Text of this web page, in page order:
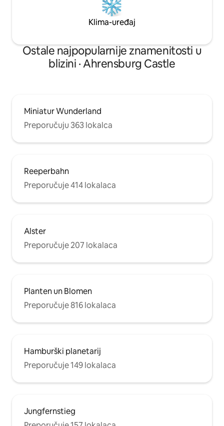
Klima-uređaj
Ostale najpopularnije znamenitosti u
blizini · Ahrensburg Castle
Miniatur Wunderland
Preporučuju 363 lokalca
Reeperbahn
Preporučuje 414 lokalaca
Alster
Preporučuje 207 lokalaca
Planten un Blomen
Preporučuje 816 lokalaca
Hamburški planetarij
Preporučuje 149 lokalaca
Jungfernstieg